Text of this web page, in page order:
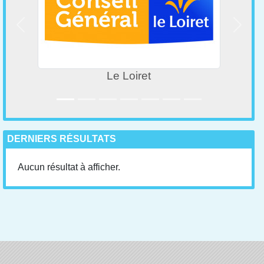
Le Loiret
Précedent
DERNIERS RÉSULTATS
Aucun résultat à afficher.